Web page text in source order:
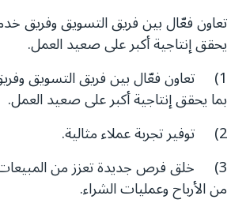
تعاون فعّال بين فريق التسويق وفريق
يحقق إنتاجية أكبر على صعيد العمل.
1) تعاون فعّال بين فريق التسويق
بما يحقق إنتاجية أكبر على صعيد العمل.
2) توفير تجربة عملاء مثالية.
3) خلق فرص جديدة تعزز من المبيعات
من الأرباح وعمليات الشراء.